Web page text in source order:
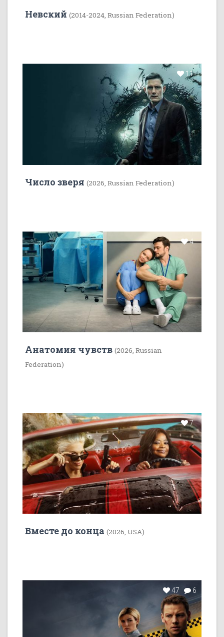
Невский (2014-2024, Russian Federation)
11
Число зверя (2026, Russian Federation)
4
Анатомия чувств (2026, Russian
Federation)
7
Вместе до конца (2026, USA)
47 6